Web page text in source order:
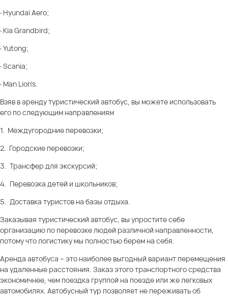
· Hyundai Aero;
· Kia Grandbird;
· Yutong;
· Scania;
· Man Lion's.
Взяв в аренду туристический автобус, вы можете использовать
его по следующим направлениям
1. Междугородние перевозки;
2. Городские перевозки;
3. Трансфер для экскурсий;
4. Перевозка детей и школьников;
5. Доставка туристов на базы отдыха.
Заказывая туристический автобус, вы упростите себе
организацию по перевозке людей различной направленности,
потому что логистику мы полностью берем на себя.
Аренда автобуса – это наиболее выгодный вариант перемещения
на удаленные расстояния. Заказ этого транспортного средства
экономичнее, чем поездка группой на поезде или же легковых
автомобилях. Автобусный тур позволяет не переживать об